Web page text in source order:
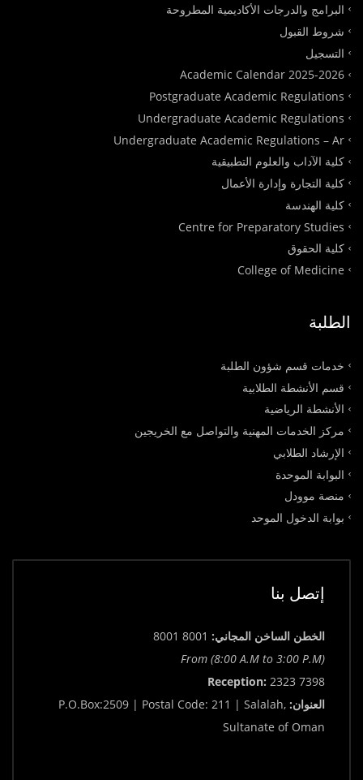
البرامج والدرجات الأكاديمية المطروحة
شروط القبول
التسجيل
Academic Calendar 2025-2026
Postgraduate Academic Regulations
Undergraduate Academic Regulations
Undergraduate Academic Regulations – Ar
كلية الآداب والعلوم التطبيقية
كلية التجارة وإدارة الأعمال
كلية الهندسة
Centre for Preparatory Studies
كلية الحقوق
College of Medicine
الطلبة
خدمات قسم شؤون الطلبة
قسم الأنشطة الطلابية
الأنشطة الرياضية
مركز الخدمات المهنية والتواصل مع الخريجين
الإرشاد الطلابي
البوابة الموحدة
منصة موودل
بوابة الدخول الموحد
إتصل بنا
الخطن الساخن المجاني: 8001 8001
From (8:00 A.M to 3:00 P.M)
Reception: 2323 7398
العنوان: P.O.Box:2509 | Postal Code: 211 | Salalah,
Sultanate of Oman